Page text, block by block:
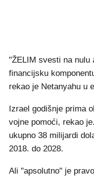
"ŽELIM svesti na nulu
financijsku
rekao je Netanyahu u
Izrael godišnje prima
vojne pomoći, rekao
ukupno 38 milijardi
2018. do 2028.
Ali "apsolutno" je